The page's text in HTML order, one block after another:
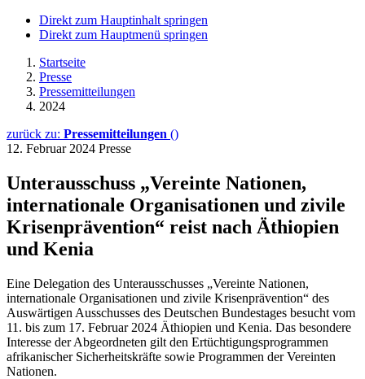
Direkt zum Hauptinhalt springen
Direkt zum Hauptmenü springen
Startseite
Presse
Pressemitteilungen
2024
zurück zu: Pressemitteilungen ()
12. Februar 2024 Presse
Unterausschuss „Vereinte Nationen,
internationale Organisationen und zivile
Krisenprävention“ reist nach Äthiopien
und Kenia
Eine Delegation des Unterausschusses „Vereinte Nationen,
internationale Organisationen und zivile Krisenprävention“ des
Auswärtigen Ausschusses des Deutschen Bundestages besucht vom
11. bis zum 17. Februar 2024 Äthiopien und Kenia. Das besondere
Interesse der Abgeordneten gilt den Ertüchtigungsprogrammen
afrikanischer Sicherheitskräfte sowie Programmen der Vereinten
Nationen.